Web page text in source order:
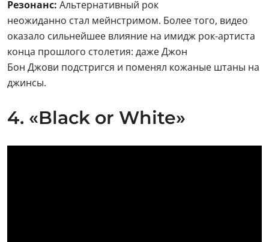
Резонанс: Альтернативный рок
неожиданно стал мейнстримом. Более того, видео
оказало сильнейшее влияние на имидж рок-артиста
конца прошлого столетия: даже Джон
Бон Джови подстригся и поменял кожаные штаны на
джинсы.
4. «Black or White»